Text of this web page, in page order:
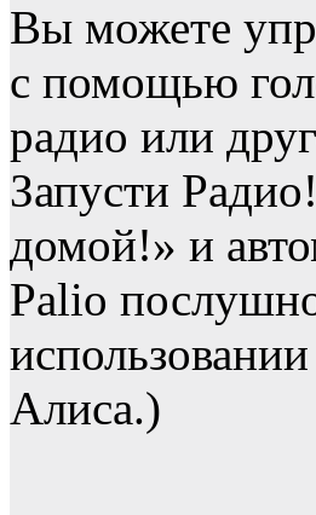
Вы можете
с помощью
радио или
Запусти
домой!» и
Palio
Алиса.)